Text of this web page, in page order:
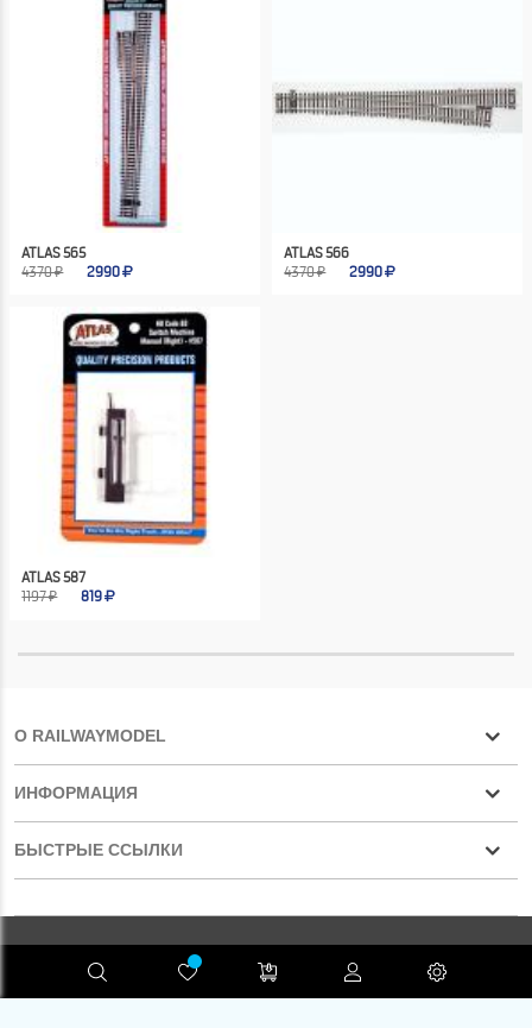
ATLAS 565
4370 ₽
2990
ATLAS 566
4370 ₽
2990
ATLAS 587
1197 ₽
819
О RAILWAYMODEL
ИНФОРМАЦИЯ
БЫСТРЫЕ ССЫЛКИ
RAILWAYMODEL.COM ©2001-2026